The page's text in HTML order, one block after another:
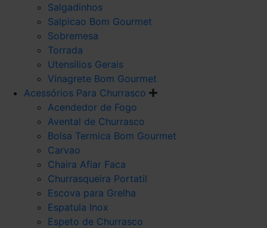
Salgadinhos
Salpicao Bom Gourmet
Sobremesa
Torrada
Utensilios Gerais
Vinagrete Bom Gourmet
Acessórios Para Churrasco
Acendedor de Fogo
Avental de Churrasco
Bolsa Termica Bom Gourmet
Carvao
Chaira Afiar Faca
Churrasqueira Portatil
Escova para Grelha
Espatula Inox
Espeto de Churrasco